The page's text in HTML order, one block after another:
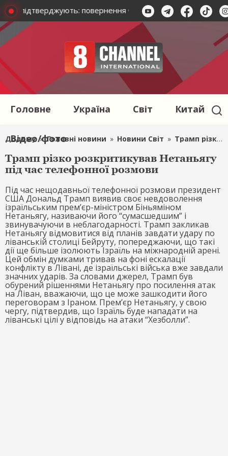
підтверджують: повернення Федорова неможливе
Головне Україна Світ Китай
Відео/фото
Додому » Головні новини » Новини Світ » Трамп різко розкритикував Нетаньягу під час телефонної розмови
Трамп різко розкритикував Нетаньягу
під час телефонної розмови
Під час нещодавньої телефонної розмови президент
США Дональд Трамп виявив своє невдоволення
ізраїльським прем’єр-міністром Біньяміном
Нетаньягу, називаючи його “сумасшедшим” і
звинувачуючи в неблагодарності. Трамп закликав
Нетаньягу відмовитися від планів завдати удару по
ліванській столиці Бейруту, попереджаючи, що такі
дії ще більше ізолюють Ізраїль на міжнародній арені.
Цей обмін думками тривав на фоні ескалації
конфлікту в Лівані, де ізраїльські війська вже завдали
значних ударів. За словами джерел, Трамп був
обурений рішеннями Нетаньягу про посилення атак
на Ліван, вважаючи, що це може зашкодити його
переговорам з Іраном. Прем’єр Нетаньягу, у свою
чергу, підтвердив, що Ізраїль буде нападати на
ліванські цілі у відповідь на атаки “Хезболли”.